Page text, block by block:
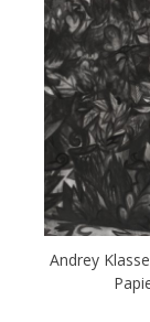
Andrey